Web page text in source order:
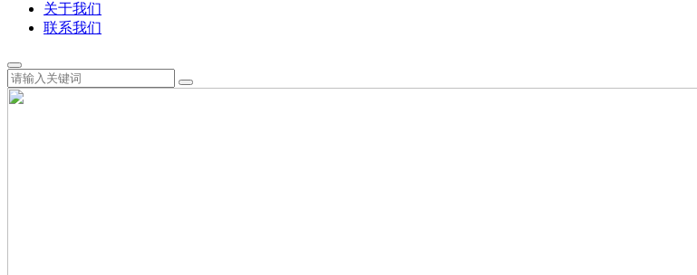
关于我们
联系我们